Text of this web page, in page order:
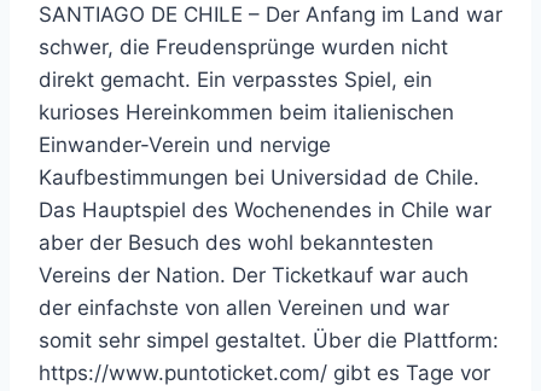
SANTIAGO DE CHILE – Der Anfang im Land war
schwer, die Freudensprünge wurden nicht
direkt gemacht. Ein verpasstes Spiel, ein
kurioses Hereinkommen beim italienischen
Einwander-Verein und nervige
Kaufbestimmungen bei Universidad de Chile.
Das Hauptspiel des Wochenendes in Chile war
aber der Besuch des wohl bekanntesten
Vereins der Nation. Der Ticketkauf war auch
der einfachste von allen Vereinen und war
somit sehr simpel gestaltet. Über die Plattform:
https://www.puntoticket.com/ gibt es Tage vor